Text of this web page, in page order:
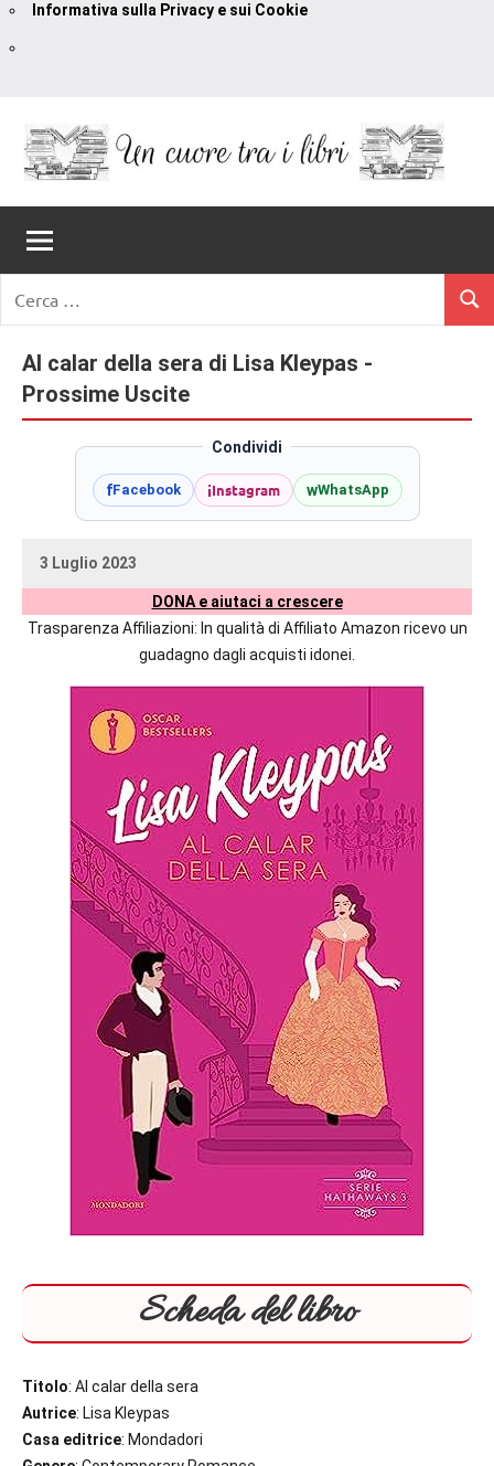
Informativa sulla Privacy e sui Cookie
contenuto
Un
Cuore
Tra
I
Libri
romanzi
romance
e
non
solo.
Recensioni,
delle
autrici
per:
Al calar della sera di Lisa Kleypas -
Prossime Uscite
Condividi
fFacebook iInstagram wWhatsApp
3 Luglio 2023
uctil_user
Nessun
DONA e aiutaci a crescere
Trasparenza Affiliazioni: In qualità di Affiliato Amazon ricevo un
guadagno dagli acquisti idonei.
Scheda del libro
Titolo: Al calar della sera
Autrice: Lisa Kleypas
Casa editrice: Mondadori